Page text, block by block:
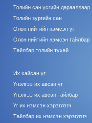
Толийн сан үсгийн дарааллаар
Толийн зургийн сан
Олон нийтийн нэмсэн үг
Олон нийтийн нэмсэн тайлбар
Тайлбар толийн тухай
Их хайсан үг
Үнэлгээ их авсан үг
Үнэлгээ их авсан тайлбар
Үг их нэмсэн хэрэглэгч
Тайлбар их нэмсэн хэрэглэгч